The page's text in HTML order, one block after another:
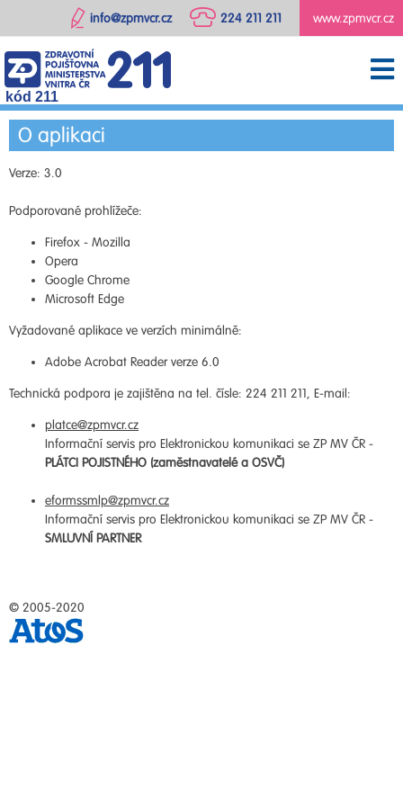
www.zpmvcr.cz
224 211 211
info@zpmvcr.cz
kód 211
O aplikaci
Verze: 3.0
Podporované prohlížeče:
Firefox - Mozilla
Opera
Google Chrome
Microsoft Edge
Vyžadované aplikace ve verzích minimálně:
Adobe Acrobat Reader verze 6.0
Technická podpora je zajištěna na tel. čísle: 224 211 211, E-mail:
platce@zpmvcr.cz
Informační servis pro Elektronickou komunikaci se ZP MV ČR -
PLÁTCI POJISTNÉHO (zaměstnavatelé a OSVČ)
eformssmlp@zpmvcr.cz
Informační servis pro Elektronickou komunikaci se ZP MV ČR -
SMLUVNÍ PARTNER
© 2005-2020